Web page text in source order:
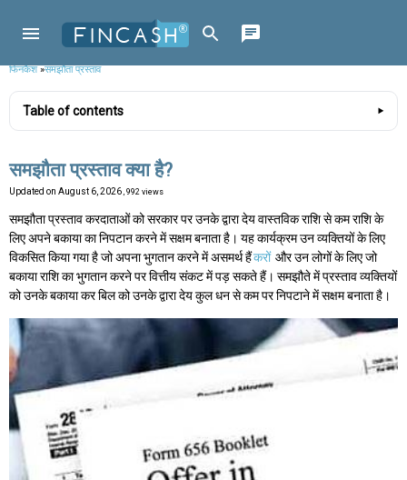
फिनकैश»समझौता प्रस्ताव
Table of contents
समझौता प्रस्ताव क्या है?
Updated on August 6, 2026 , 992 views
समझौता प्रस्ताव करदाताओं को सरकार पर उनके द्वारा देय वास्तविक राशि से कम राशि के
लिए अपने बकाया का निपटान करने में सक्षम बनाता है। यह कार्यक्रम उन व्यक्तियों के लिए
विकसित किया गया है जो अपना भुगतान करने में असमर्थ हैंकरों और उन लोगों के लिए जो
बकाया राशि का भुगतान करने पर वित्तीय संकट में पड़ सकते हैं। समझौते में प्रस्ताव व्यक्तियों
को उनके बकाया कर बिल को उनके द्वारा देय कुल धन से कम पर निपटाने में सक्षम बनाता है।